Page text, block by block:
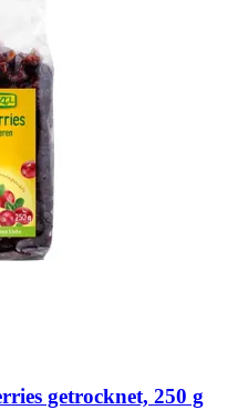
getrocknet, 250 g